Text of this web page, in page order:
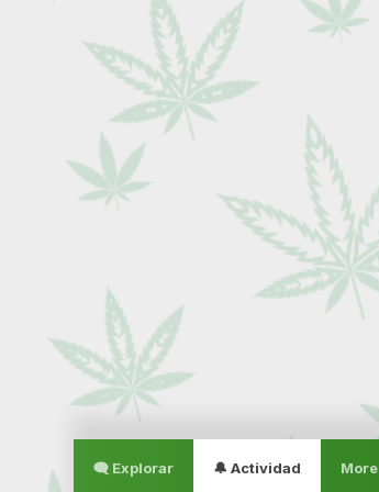
🗨 Explorar 🔔 Actividad More